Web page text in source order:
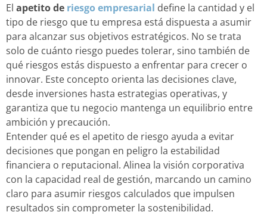
El apetito de riesgo empresarial define la cantidad y el
tipo de riesgo que tu empresa está dispuesta a asumir
para alcanzar sus objetivos estratégicos. No se trata
solo de cuánto riesgo puedes tolerar, sino también de
qué riesgos estás dispuesto a enfrentar para crecer o
innovar. Este concepto orienta las decisiones clave,
desde inversiones hasta estrategias operativas, y
garantiza que tu negocio mantenga un equilibrio entre
ambición y precaución.
Entender qué es el apetito de riesgo ayuda a evitar
decisiones que pongan en peligro la estabilidad
financiera o reputacional. Alinea la visión corporativa
con la capacidad real de gestión, marcando un camino
claro para asumir riesgos calculados que impulsen
resultados sin comprometer la sostenibilidad.